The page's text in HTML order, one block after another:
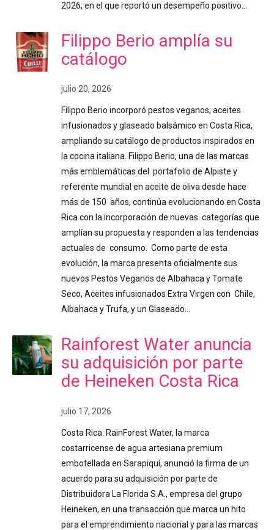
2026, en el que reportó un desempeño positivo…
Filippo Berio amplía su
catálogo
julio 20, 2026
Filippo Berio incorporó pestos veganos, aceites
infusionados y glaseado balsámico en Costa Rica,
ampliando su catálogo de productos inspirados en
la cocina italiana. Filippo Berio, una de las marcas
más emblemáticas del portafolio de Alpiste y
referente mundial en aceite de oliva desde hace
más de 150 años, continúa evolucionando en Costa
Rica con la incorporación de nuevas categorías que
amplían su propuesta y responden a las tendencias
actuales de consumo. Como parte de esta
evolución, la marca presenta oficialmente sus
nuevos Pestos Veganos de Albahaca y Tomate
Seco, Aceites infusionados Extra Virgen con Chile,
Albahaca y Trufa, y un Glaseado…
Rainforest Water anuncia
su adquisición por parte
de Heineken Costa Rica
julio 17, 2026
Costa Rica. RainForest Water, la marca
costarricense de agua artesiana premium
embotellada en Sarapiquí, anunció la firma de un
acuerdo para su adquisición por parte de
Distribuidora La Florida S.A., empresa del grupo
Heineken, en una transacción que marca un hito
para el emprendimiento nacional y para las marcas